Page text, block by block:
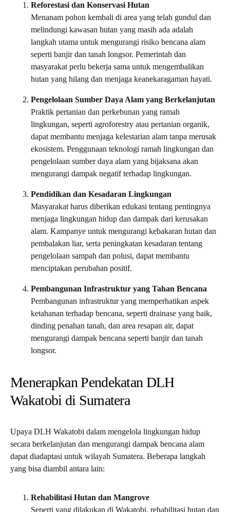
Reforestasi dan Konservasi Hutan
Menanam pohon kembali di area yang telah gundul dan
melindungi kawasan hutan yang masih ada adalah
langkah utama untuk mengurangi risiko bencana alam
seperti banjir dan tanah longsor. Pemerintah dan
masyarakat perlu bekerja sama untuk mengembalikan
hutan yang hilang dan menjaga keanekaragaman hayati.
Pengelolaan Sumber Daya Alam yang Berkelanjutan
Praktik pertanian dan perkebunan yang ramah
lingkungan, seperti agroforestry atau pertanian organik,
dapat membantu menjaga kelestarian alam tanpa merusak
ekosistem. Penggunaan teknologi ramah lingkungan dan
pengelolaan sumber daya alam yang bijaksana akan
mengurangi dampak negatif terhadap lingkungan.
Pendidikan dan Kesadaran Lingkungan
Masyarakat harus diberikan edukasi tentang pentingnya
menjaga lingkungan hidup dan dampak dari kerusakan
alam. Kampanye untuk mengurangi kebakaran hutan dan
pembalakan liar, serta peningkatan kesadaran tentang
pengelolaan sampah dan polusi, dapat membantu
menciptakan perubahan positif.
Pembangunan Infrastruktur yang Tahan Bencana
Pembangunan infrastruktur yang memperhatikan aspek
ketahanan terhadap bencana, seperti drainase yang baik,
dinding penahan tanah, dan area resapan air, dapat
mengurangi dampak bencana seperti banjir dan tanah
longsor.
Menerapkan Pendekatan DLH
Wakatobi di Sumatera
Upaya DLH Wakatobi dalam mengelola lingkungan hidup
secara berkelanjutan dan mengurangi dampak bencana alam
dapat diadaptasi untuk wilayah Sumatera. Beberapa langkah
yang bisa diambil antara lain:
Rehabilitasi Hutan dan Mangrove
Seperti yang dilakukan di Wakatobi, rehabilitasi hutan dan